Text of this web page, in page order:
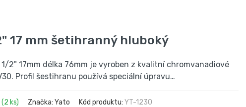
17 mm šetihranný hluboký
2" 17mm délka 76mm je vyroben z kvalitní chromvanadiové
Profil šestihranu používá speciální úpravu…
ks) Značka: Yato Kód produktu: YT-1230